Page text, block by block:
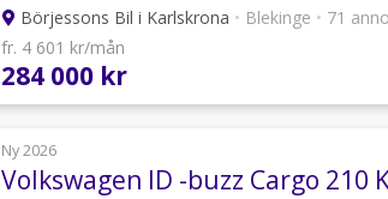
Börjessons Bil i Karlskrona • Blekinge • 71
fr. 4 601 kr/mån
284 000 kr
Ny 2026
Volkswagen ID -buzz Cargo 210